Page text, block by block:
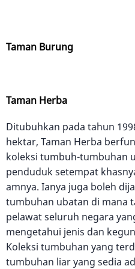
Taman Burung
Taman Herba
Ditubuhkan pada tahun
hektar, Taman Herba
koleksi tumbuh-tumbuhan
penduduk setempat
amnya. Ianya juga boleh
tumbuhan ubatan di mana
pelawat seluruh negara
mengetahui jenis dan
Koleksi tumbuhan yang
tumbuhan liar yang sedia